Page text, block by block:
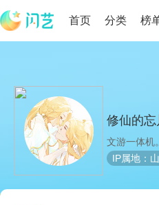
首页 分类 榜
修仙的忘
文游一体机
IP属地：